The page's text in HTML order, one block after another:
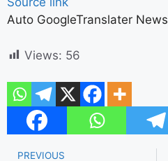
Auto GoogleTranslater News
Views: 56
PREVIOUS